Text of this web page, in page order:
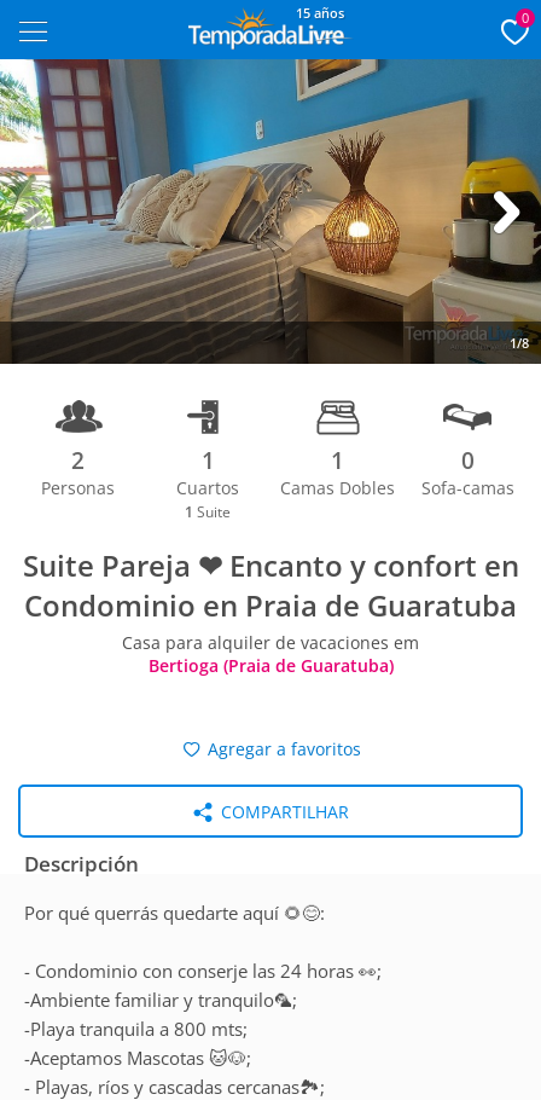
15 años 0
1/8
Next
2
Personas
1
Cuartos
1 Suite
1
Camas Dobles
0
Sofa-camas
Suite Pareja ❤ Encanto y confort en
Condominio en Praia de Guaratuba
Casa para alquiler de vacaciones em
Bertioga (Praia de Guaratuba)
Agregar a favoritos
COMPARTILHAR
Descripción
Por qué querrás quedarte aquí 🌻😊:
- Condominio con conserje las 24 horas 👀;
-Ambiente familiar y tranquilo🦜;
-Playa tranquila a 800 mts;
-Aceptamos Mascotas 🐱🐶;
- Playas, ríos y cascadas cercanas🏞;